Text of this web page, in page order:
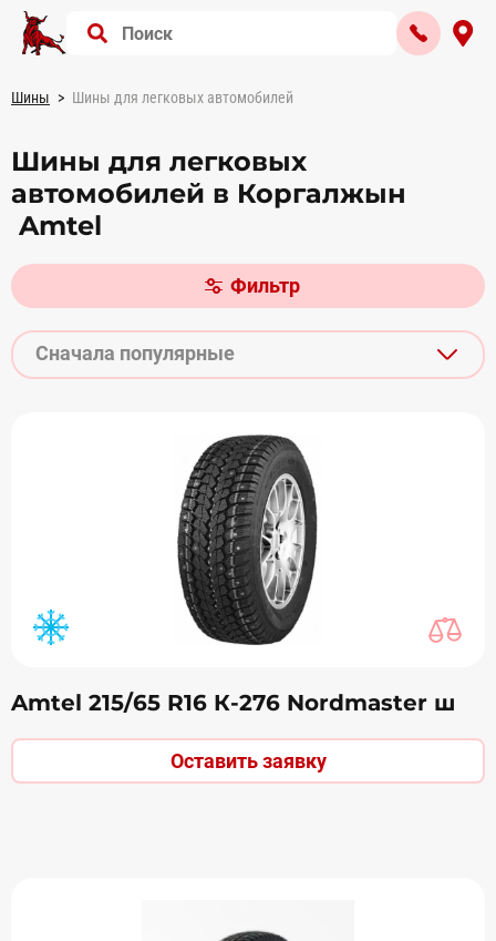
Шины Шины для легковых автомобилей
Шины для легковых
автомобилей в Коргалжын
Amtel
Фильтр
Сначала популярные
Amtel 215/65 R16 К-276 Nordmaster ш
Оставить заявку